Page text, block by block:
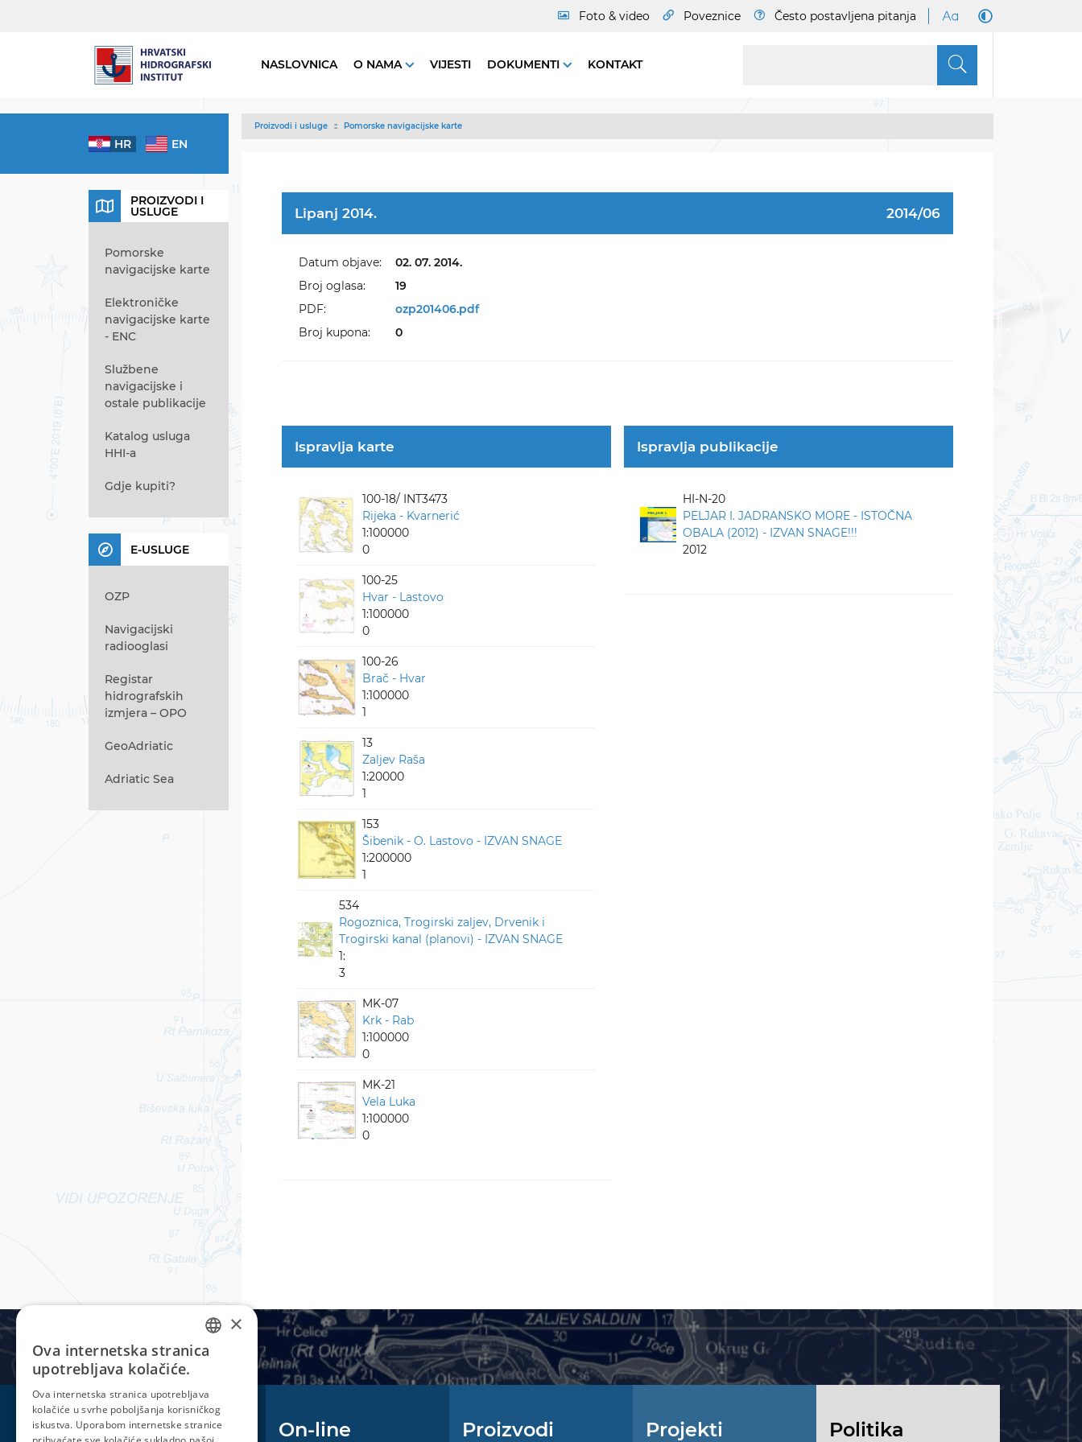
Foto & video Poveznice Često postavljena pitanja
NASLOVNICA O NAMA VIJESTI DOKUMENTI KONTAKT S
EN
HR
PROIZVODI I
USLUGE
Pomorske
navigacijske karte
Elektroničke
navigacijske karte
- ENC
Službene
navigacijske i
ostale publikacije
Katalog usluga
HHI-a
Gdje kupiti?
E-USLUGE
OZP
Navigacijski
radiooglasi
Registar
hidrografskih
izmjera – OPO
GeoAdriatic
Adriatic Sea
Proizvodi i usluge Pomorske navigacijske karte
Lipanj 2014. 2014/06
Datum objave:
02. 07. 2014.
Broj oglasa:
19
PDF:
ozp201406.pdf
Broj kupona:
0
Ispravlja karte
100-18/ INT3473
Rijeka - Kvarnerić
1:100000
0
100-25
Hvar - Lastovo
1:100000
0
100-26
Brač - Hvar
1:100000
1
13
Zaljev Raša
1:20000
1
153
Šibenik - O. Lastovo - IZVAN SNAGE
1:200000
1
534
Rogoznica, Trogirski zaljev, Drvenik i
Trogirski kanal (planovi) - IZVAN SNAGE
1:
3
MK-07
Krk - Rab
1:100000
0
MK-21
Vela Luka
1:100000
0
Ispravlja publikacije
HI-N-20
PELJAR I. JADRANSKO MORE - ISTOČNA
OBALA (2012) - IZVAN SNAGE!!!
2012
Plovidba On-line Proizvodi Projekti
Politika
CROATIAN
×
Ova internetska stranica
upotrebljava kolačiće.
Ova internetska stranica upotrebljava
kolačiće u svrhe poboljšanja korisničkog
iskustva. Uporabom internetske stranice